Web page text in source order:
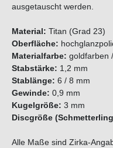
ausgetauscht werden.
Material: Titan (Grad 23)
Oberfläche:
Materialfarbe: goldfarben
Stabstärke: 1,2 mm
Stablänge: 6 / 8 mm
Gewinde: 0,9 mm
Kugelgröße: 3 mm
Discgröße
Alle Maße sind Zirka-